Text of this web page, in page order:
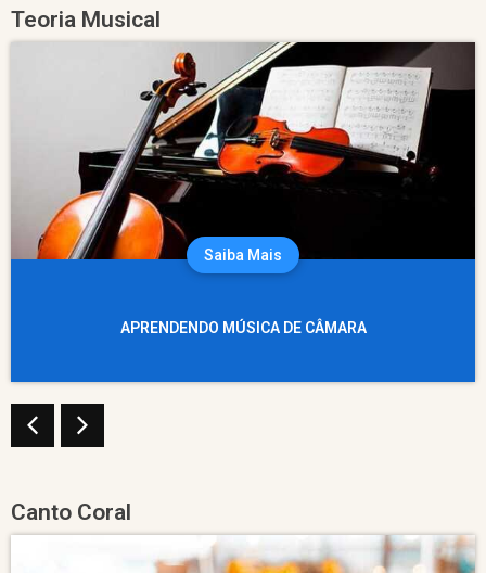
Teoria Musical
Saiba Mais
APRENDENDO MÚSICA DE CÂMARA
Canto Coral